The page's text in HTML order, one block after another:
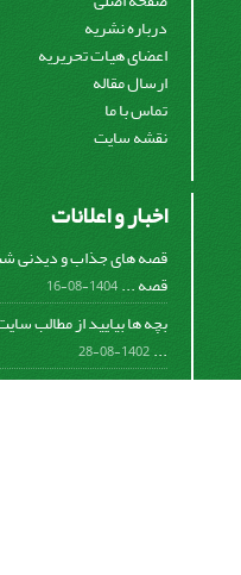
درباره نشریه
اعضای هیات تحریریه
ارسال مقاله
تماس با ما
نقشه سایت
اخبار و اعلانات
قصه های جذاب و دیدنی
قصه ...1404-08-16
بچه ها بیایید از مطالب
...
1402-08-28